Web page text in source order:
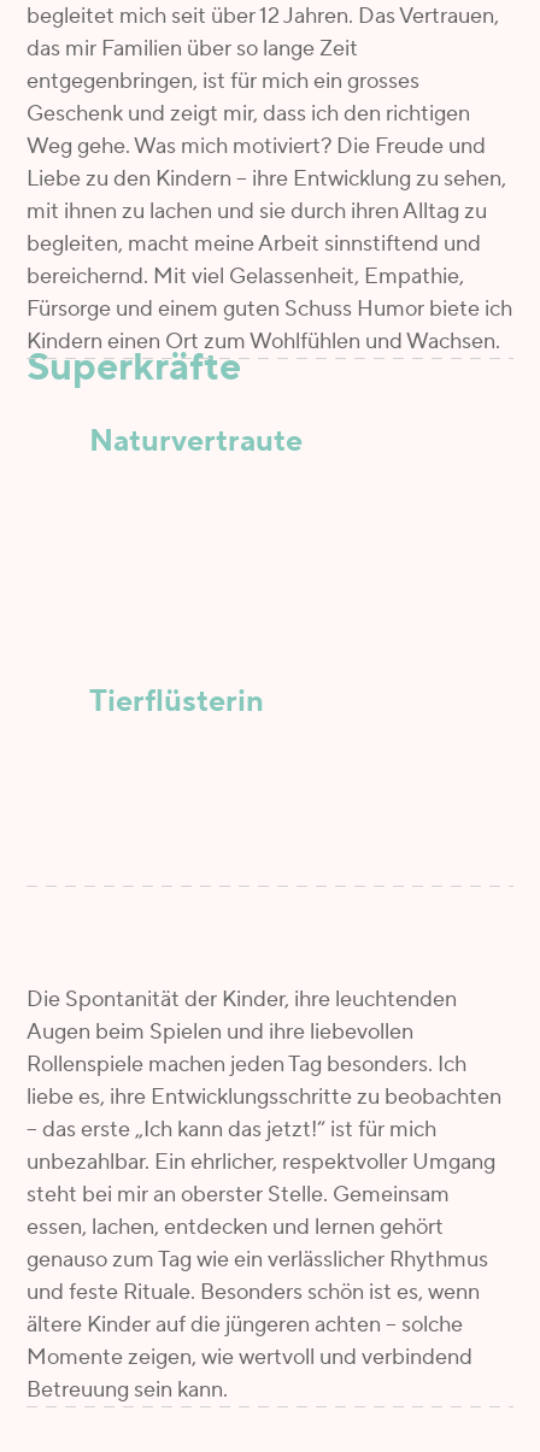
begleitet mich seit über 12 Jahren. Das Vertrauen,
das mir Familien über so lange Zeit
entgegenbringen, ist für mich ein grosses
Geschenk und zeigt mir, dass ich den richtigen
Weg gehe. Was mich motiviert? Die Freude und
Liebe zu den Kindern – ihre Entwicklung zu sehen,
mit ihnen zu lachen und sie durch ihren Alltag zu
begleiten, macht meine Arbeit sinnstiftend und
bereichernd. Mit viel Gelassenheit, Empathie,
Fürsorge und einem guten Schuss Humor biete ich
Kindern einen Ort zum Wohlfühlen und Wachsen.
Superkräfte
Naturvertraute
Tierflüsterin
Die Spontanität der Kinder, ihre leuchtenden
Augen beim Spielen und ihre liebevollen
Rollenspiele machen jeden Tag besonders. Ich
liebe es, ihre Entwicklungsschritte zu beobachten
– das erste „Ich kann das jetzt!“ ist für mich
unbezahlbar. Ein ehrlicher, respektvoller Umgang
steht bei mir an oberster Stelle. Gemeinsam
essen, lachen, entdecken und lernen gehört
genauso zum Tag wie ein verlässlicher Rhythmus
und feste Rituale. Besonders schön ist es, wenn
ältere Kinder auf die jüngeren achten – solche
Momente zeigen, wie wertvoll und verbindend
Betreuung sein kann.